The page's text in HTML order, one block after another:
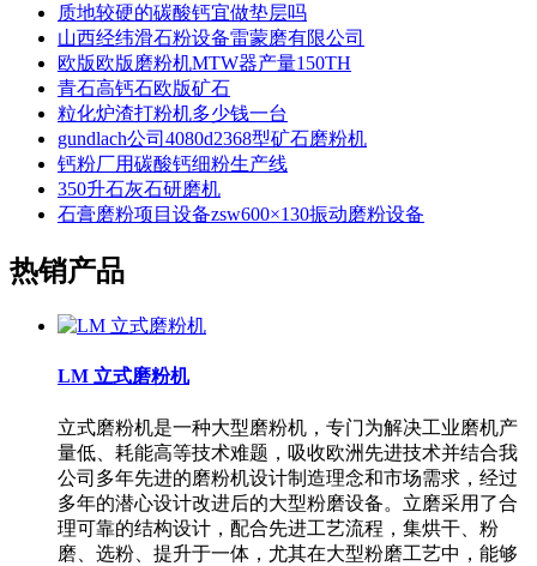
质地较硬的碳酸钙宜做垫层吗
山西经纬滑石粉设备雷蒙磨有限公司
欧版欧版磨粉机MTW器产量150TH
青石高钙石欧版矿石
粒化炉渣打粉机多少钱一台
gundlach公司4080d2368型矿石磨粉机
钙粉厂用碳酸钙细粉生产线
350升石灰石研磨机
石膏磨粉项目设备zsw600×130振动磨粉设备
热销产品
LM 立式磨粉机
立式磨粉机是一种大型磨粉机，专门为解决工业磨机产
量低、耗能高等技术难题，吸收欧洲先进技术并结合我
公司多年先进的磨粉机设计制造理念和市场需求，经过
多年的潜心设计改进后的大型粉磨设备。立磨采用了合
理可靠的结构设计，配合先进工艺流程，集烘干、粉
磨、选粉、提升于一体，尤其在大型粉磨工艺中，能够